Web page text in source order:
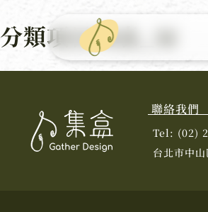
分類項目列表_M
聯絡我們
Tel: (02)
台北市中